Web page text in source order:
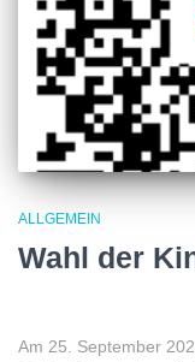
ALLGEMEIN
Wahl der
Am 25. September